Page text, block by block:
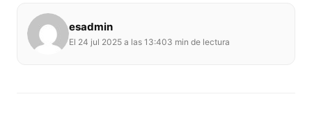
esadmin
El 24 jul 2025 a las 13:403 min de lectura